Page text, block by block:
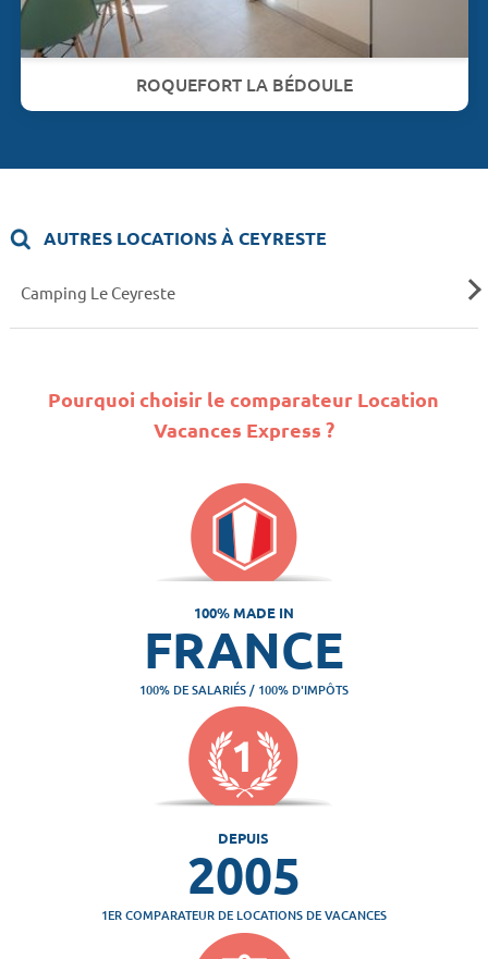
ROQUEFORT LA BÉDOULE
AUTRES LOCATIONS À CEYRESTE
Camping Le Ceyreste
Pourquoi choisir le comparateur Location
Vacances Express ?
100% MADE IN
FRANCE
100% DE SALARIÉS / 100% D'IMPÔTS
DEPUIS
2005
1ER COMPARATEUR DE LOCATIONS DE VACANCES